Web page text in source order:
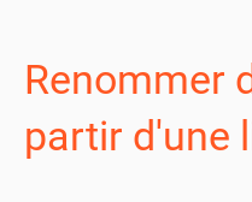
Renommer
partir d'une